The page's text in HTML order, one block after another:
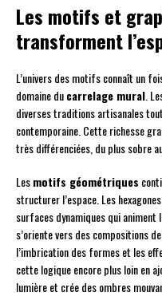
Les motifs et
transforment
L’univers des motifs connaît un
domaine ducarrelage mural .
diverses traditions artisanales
contemporaine. Cette richesse
très différenciées, du plus sobre
Lesmotifs géométriques
structurer l’espace. Les
surfaces dynamiques qui animent
s’oriente vers des compositions
l’imbrication des formes et les
cette logique encore plus loin en
lumière et crée des ombres